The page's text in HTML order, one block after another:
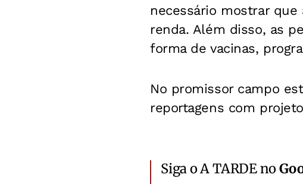
necessário mostrar que
renda. Além disso, as
forma de vacinas,
No promissor campo
reportagens com
Siga o A TARDE no